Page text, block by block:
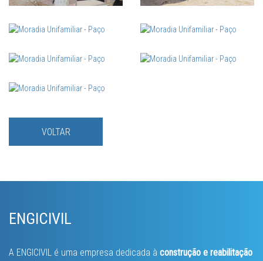
VOLTAR
ENGICIVIL
A ENGICIVIL é uma empresa dedicada à construção e reabilitação